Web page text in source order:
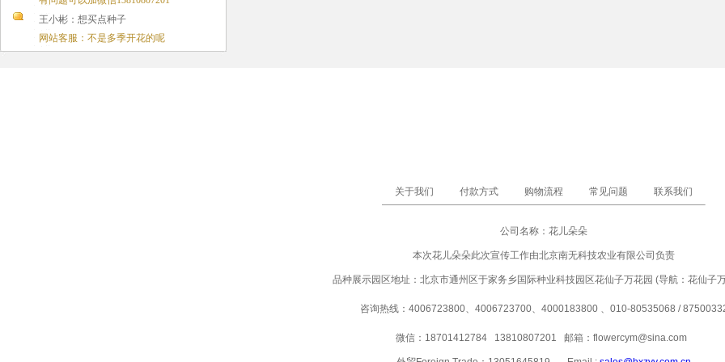
王小彬：想买点种子
网站客服：不是多季开花的呢
关于我们 付款方式 购物流程 常见问题 联系我们
公司名称：花儿朵朵
本次花儿朵朵此次宣传工作由北京南无科技农业有限公司负责
品种展示园区地址：北京市通州区于家务乡国际种业科技园区花仙子万花园 (导航：花仙子万
咨询热线：4006723800、4006723700、4000183800 、010-80535068 /
微信：18701412784 13810807201 邮箱： flowercym@sina.com